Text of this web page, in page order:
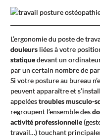
L’ergonomie du poste de
douleurs liées à votre
statiquedevant un
par un certain nombre de
Si votre posture au bureau
peuvent apparaître et
appeléestroubles musculo-
regroupent l’ensemble des
activité professionnelle
travail…) touchant